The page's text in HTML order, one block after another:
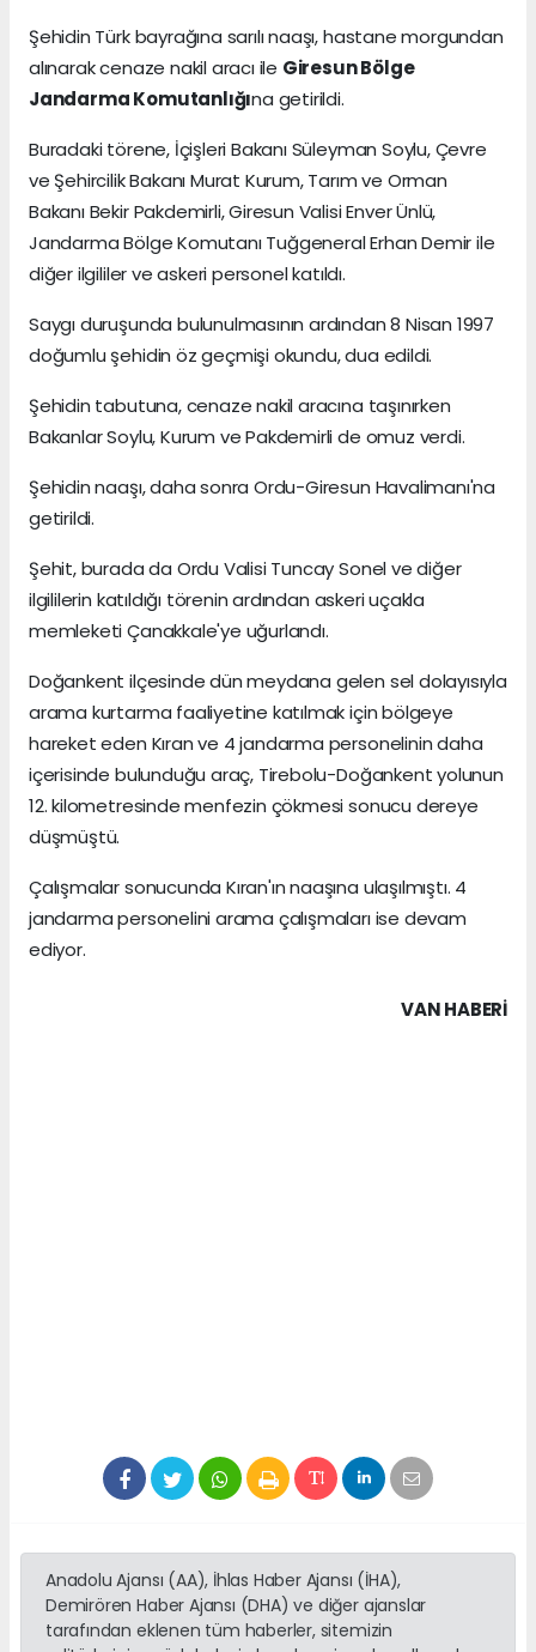
Şehidin Türk bayrağına sarılı naaşı, hastane morgundan
alınarak cenaze nakil aracı ile Giresun Bölge
Jandarma Komutanlığına getirildi.
Buradaki törene, İçişleri Bakanı Süleyman Soylu, Çevre
ve Şehircilik Bakanı Murat Kurum, Tarım ve Orman
Bakanı Bekir Pakdemirli, Giresun Valisi Enver Ünlü,
Jandarma Bölge Komutanı Tuğgeneral Erhan Demir ile
diğer ilgililer ve askeri personel katıldı.
Saygı duruşunda bulunulmasının ardından 8 Nisan 1997
doğumlu şehidin öz geçmişi okundu, dua edildi.
Şehidin tabutuna, cenaze nakil aracına taşınırken
Bakanlar Soylu, Kurum ve Pakdemirli de omuz verdi.
Şehidin naaşı, daha sonra Ordu-Giresun Havalimanı'na
getirildi.
Şehit, burada da Ordu Valisi Tuncay Sonel ve diğer
ilgililerin katıldığı törenin ardından askeri uçakla
memleketi Çanakkale'ye uğurlandı.
Doğankent ilçesinde dün meydana gelen sel dolayısıyla
arama kurtarma faaliyetine katılmak için bölgeye
hareket eden Kıran ve 4 jandarma personelinin daha
içerisinde bulunduğu araç, Tirebolu-Doğankent yolunun
12. kilometresinde menfezin çökmesi sonucu dereye
düşmüştü.
Çalışmalar sonucunda Kıran'ın naaşına ulaşılmıştı. 4
jandarma personelini arama çalışmaları ise devam
ediyor.
VAN HABERİ
Anadolu Ajansı (AA), İhlas Haber Ajansı (İHA),
Demirören Haber Ajansı (DHA) ve diğer ajanslar
tarafından eklenen tüm haberler, sitemizin